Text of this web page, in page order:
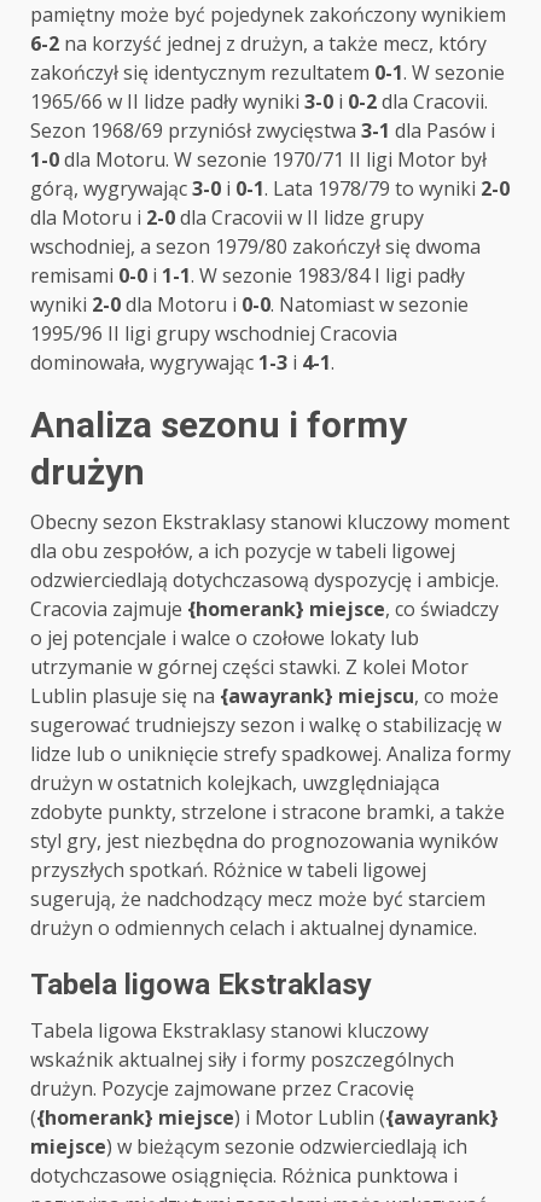
pamiętny może być pojedynek zakończony wynikiem
6-2 na korzyść jednej z drużyn, a także mecz, który
zakończył się identycznym rezultatem 0-1. W sezonie
1965/66 w II lidze padły wyniki 3-0 i 0-2dla Cracovii.
Sezon 1968/69 przyniósł zwycięstwa 3-1 dla Pasów i
1-0dla Motoru. W sezonie 1970/71 II ligi Motor był
górą, wygrywając3-0 i 0-1. Lata 1978/79 to wyniki 2-0
dla Motoru i 2-0dla Cracovii w II lidze grupy
wschodniej, a sezon 1979/80 zakończył się dwoma
remisami 0-0 i 1-1. W sezonie 1983/84 I ligi padły
wyniki 2-0dla Motoru i 0-0. Natomiast w sezonie
1995/96 II ligi grupy wschodniej Cracovia
dominowała, wygrywając 1-3 i 4-1.
Analiza sezonu i formy
drużyn
Obecny sezon Ekstraklasy stanowi kluczowy moment
dla obu zespołów, a ich pozycje w tabeli ligowej
odzwierciedlają dotychczasową dyspozycję i ambicje.
Cracovia zajmuje {homerank} miejsce, co świadczy
o jej potencjale i walce o czołowe lokaty lub
utrzymanie w górnej części stawki. Z kolei Motor
Lublin plasuje się na {awayrank} miejscu, co może
sugerować trudniejszy sezon i walkę o stabilizację w
lidze lub o uniknięcie strefy spadkowej. Analiza formy
drużyn w ostatnich kolejkach, uwzględniająca
zdobyte punkty, strzelone i stracone bramki, a także
styl gry, jest niezbędna do prognozowania wyników
przyszłych spotkań. Różnice w tabeli ligowej
sugerują, że nadchodzący mecz może być starciem
drużyn o odmiennych celach i aktualnej dynamice.
Tabela ligowa Ekstraklasy
Tabela ligowa Ekstraklasy stanowi kluczowy
wskaźnik aktualnej siły i formy poszczególnych
drużyn. Pozycje zajmowane przez Cracovię
({homerank} miejsce) i Motor Lublin ({awayrank}
miejsce) w bieżącym sezonie odzwierciedlają ich
dotychczasowe osiągnięcia. Różnica punktowa i